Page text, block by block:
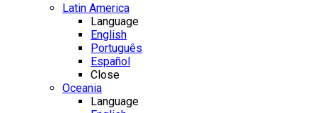
Latin America
Language
English
Português
Español
Close
Oceania
Language